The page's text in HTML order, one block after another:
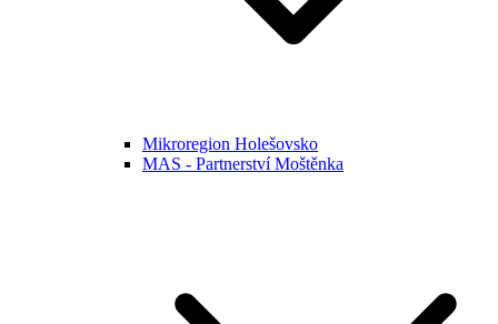
Mikroregion Holešovsko
MAS - Partnerství Moštěnka